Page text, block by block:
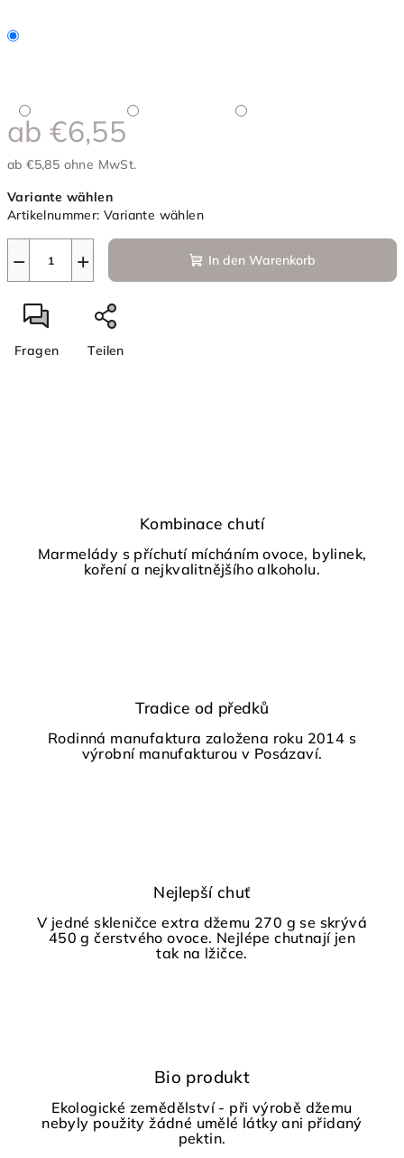
ab€6,55
ab€5,85 ohne MwSt.
Variante wählen
Artikelnummer: Variante wählen
+
− In den Warenkorb
Fragen Teilen
Kombinace chutí
Marmelády s příchutí mícháním ovoce, bylinek,
koření a nejkvalitnějšího alkoholu.
Tradice od předků
Rodinná manufaktura založena roku 2014 s
výrobní manufakturou v Posázaví.
Nejlepší chuť
V jedné skleničce extra džemu 270 g se skrývá
450 g čerstvého ovoce. Nejlépe chutnají jen
tak na lžičce.
Bio produkt
Ekologické zemědělství - při výrobě džemu
nebyly použity žádné umělé látky ani přidaný
pektin.